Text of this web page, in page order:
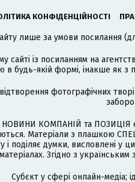
КОНФІДЕНЦІЙНОСТІ
лише за умови посилання
сайті із посиланням на
будь-якій формі, інакше як з
фотографічних
НОВИНИ КОМПАНІЙ та ПОЗИЦІЯ
Матеріали з плашкою
і поділяє думки, висловлені у
Згідно з
Cубєкт у сфері онлайн-медіа;